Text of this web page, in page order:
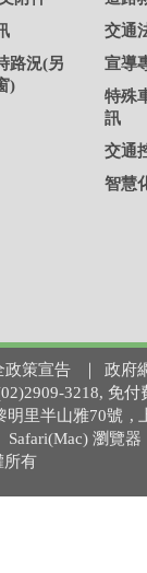
路況(另
)
交通
宣導
特殊
訊
交通
智慧
政策宣告 政府
3218, 免
明里半山雅70號 ,
Safari(Mac) 瀏覽器
所有